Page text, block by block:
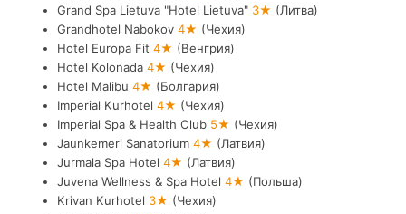
Grand Spa Lietuva "Hotel Lietuva" 3★ (Литва)
Grandhotel Nabokov 4★ (Чехия)
Hotel Europa Fit 4★ (Венгрия)
Hotel Kolonada 4★ (Чехия)
Hotel Malibu 4★ (Болгария)
Imperial Kurhotel 4★ (Чехия)
Imperial Spa & Health Club 5★ (Чехия)
Jaunkemeri Sanatorium 4★ (Латвия)
Jurmala Spa Hotel 4★ (Латвия)
Juvena Wellness & Spa Hotel 4★ (Польша)
Krivan Kurhotel 3★ (Чехия)